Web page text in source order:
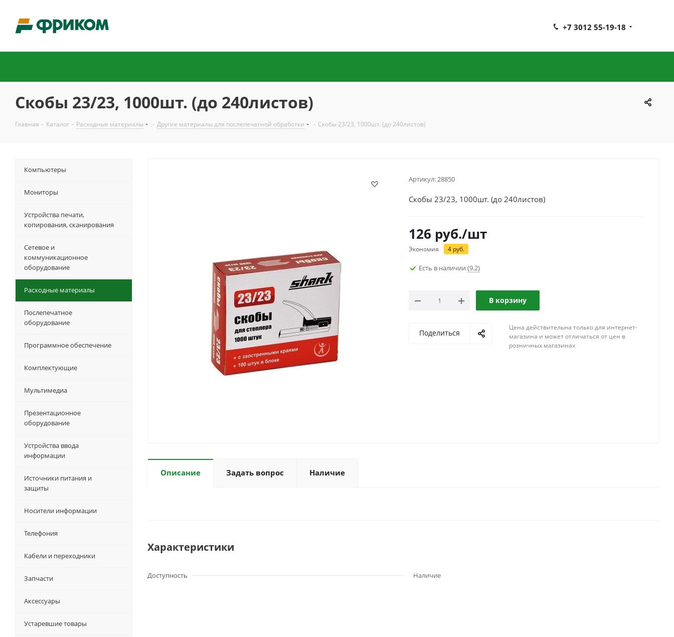
+7 3012 55-19-18
Скобы 23/23, 1000шт. (до 240листов)
Главная - Каталог - Расходные материалы - Другие материалы для послепечатной обработки - Скобы 23/23, 1000шт. (до 240листов)
Артикул:28850
Скобы 23/23, 1000шт. (до 240листов)
126 руб./шт
Экономия 4 руб.
Есть в наличии (9.2)
В корзину
Поделиться
Цена действительна только для интернет-
магазина и может отличаться от цен в
розничных магазинах
Описание Задать вопрос Наличие
Характеристики
Доступность Наличие
Компьютеры
Мониторы
Устройства печати,
копирования, сканирования
Сетевое и
коммуникационное
оборудование
Расходные материалы
Послепечатное
оборудование
Программное обеспечение
Комплектующие
Мультимедиа
Презентационное
оборудование
Устройства ввода
информации
Источники питания и
защиты
Носители информации
Телефония
Кабели и переходники
Запчасти
Аксессуары
Устаревшие товары